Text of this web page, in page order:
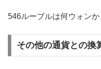
546ルーブルは何ウォンか
その他の通貨との換